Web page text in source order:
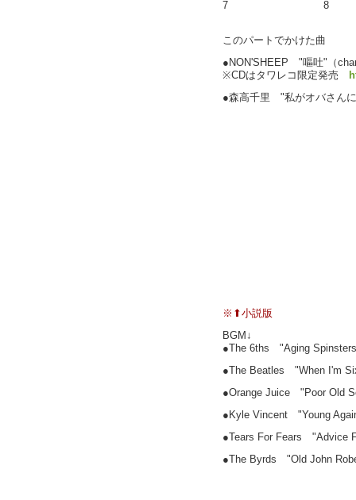
7 8
このパートでかけた曲
●NON'SHEEP "嘔吐"（
※CDはタワレコ限定発売
●森高千里 "私がオバさん
※⬆小説版
BGM↓
●The 6ths "Aging
●The Beatles "When I'm
●Orange Juice "Poor Old
●Kyle Vincent "Young
●Tears For Fears "Advice
●The Byrds "Old John